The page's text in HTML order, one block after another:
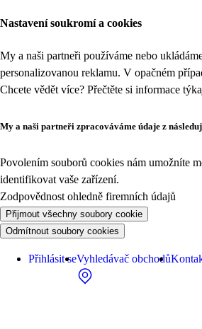
Nastavení soukromí a cookies
My a naši partneři používáme nebo
personalizovanou reklamu. V opačném
Chcete vědět více? Přečtěte si informace
My a naši partneři zpracováváme údaje z
Povolením souborů cookies nám umožníte
identifikovat vaše zařízení.
Zodpovědnost ohledně firemních údajů
Přijmout všechny soubory cookie
Odmítnout soubory cookies
Přihlásit seVyhledávač obchodů